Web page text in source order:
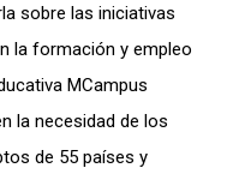
sobre las iniciativas
la formación y empleo
MCampus
la necesidad de los
de 55 países y